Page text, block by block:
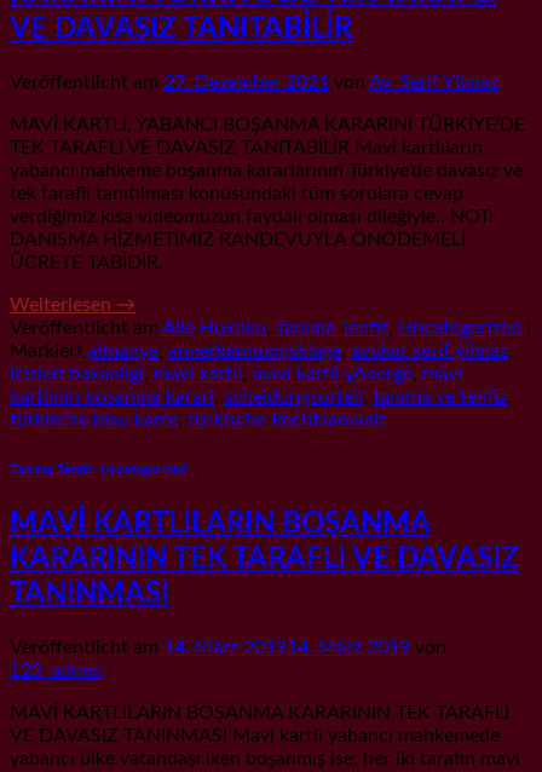
VE DAVASIZ TANITABİLİR
Veröffentlicht am 27. Dezember 2021 von Av. Serif Yilmaz
MAVİ KARTLI, YABANCI BOŞANMA KARARINI TÜRKİYE’DE
TEK TARAFLI VE DAVASIZ TANITABİLİR Mavi kartlıların
yabancı mahkeme boşanma kararlarının Türkiye’de davasız ve
tek taraflı tanıtılması konusundaki tüm sorulara cevap
verdiğimiz kısa videomuzun faydalı olması dileğiyle.. NOT:
DANIŞMA HİZMETİMİZ RANDEVUYLA ÖNÖDEMELİ
ÜCRETE TABİDİR.
Weiterlesen →
Veröffentlicht am Aile Hukuku, Tanıma Tenfiz, Uncategorized
Markiert almanya, annerkennungsklage, avukat serif yilmaz,
İcisleri bakanligi, mavi kartli, mavi kartli yönerge, mavi
kartlinin bosanma karari, scheidungsurteil, tanıma ve tenfiz,
türkische blau karte, türkische Rechtsanwalt
Tanıma Tenfiz Uncategorized
MAVİ KARTLILARIN BOŞANMA
KARARININ TEK TARAFLI VE DAVASIZ
TANINMASI
Veröffentlicht am 14. März 201914. März 2019 von
123_admin
MAVİ KARTLILARIN BOŞANMA KARARININ TEK TARAFLI
VE DAVASIZ TANINMASI Mavi kartlı yabancı mahkemede
yabancı ülke vatandaşı iken boşanmış ise; her iki tarafın mavi